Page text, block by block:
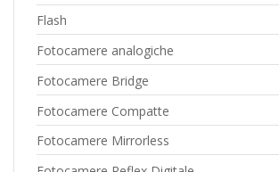
Flash
Fotocamere analogiche
Fotocamere Bridge
Fotocamere Compatte
Fotocamere Mirrorless